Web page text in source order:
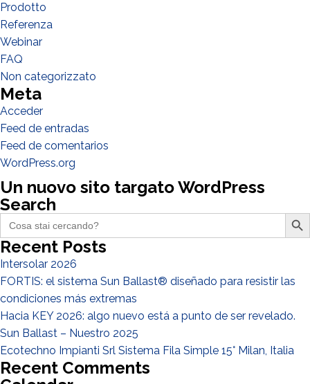
Prodotto
Referenza
Webinar
FAQ
Non categorizzato
Meta
Acceder
Feed de entradas
Feed de comentarios
WordPress.org
Un nuovo sito targato WordPress
Search
Search
for:
Search Button
Recent Posts
Intersolar 2026
FORTIS: el sistema Sun Ballast® diseñado para resistir las
condiciones más extremas
Hacia KEY 2026: algo nuevo está a punto de ser revelado.
Sun Ballast – Nuestro 2025
Ecotechno Impianti Srl Sistema Fila Simple 15° Milan, Italia
Recent Comments
He leido y acepto la